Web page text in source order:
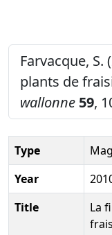
Farvacque,
plants de
wallonne 59,
Type
Year
Title
La